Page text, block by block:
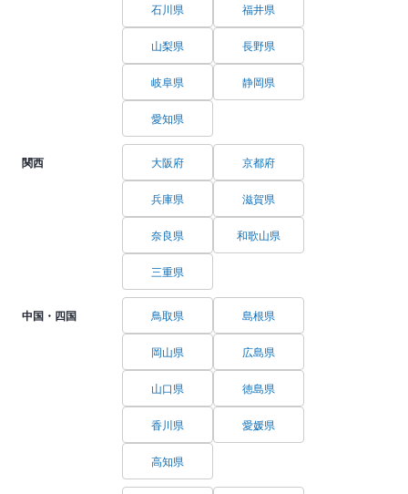
石川県 福井県
山梨県 長野県
岐阜県 静岡県
愛知県
関西 大阪府 京都府
兵庫県 滋賀県
奈良県 和歌山県
三重県
中国・四国 鳥取県 島根県
岡山県 広島県
山口県 徳島県
香川県 愛媛県
高知県